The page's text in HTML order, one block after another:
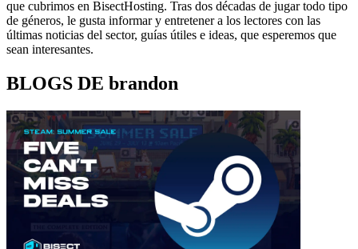
que cubrimos en BisectHosting. Tras dos décadas de jugar todo tipo
de géneros, le gusta informar y entretener a los lectores con las
últimas noticias del sector, guías útiles e ideas, que esperemos que
sean interesantes.
BLOGS DE brandon